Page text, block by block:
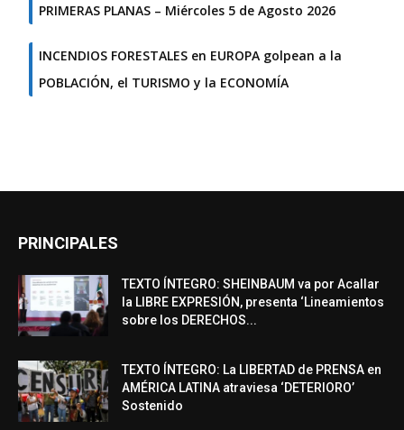
PRIMERAS PLANAS – Miércoles 5 de Agosto 2026
INCENDIOS FORESTALES en EUROPA golpean a la
POBLACIÓN, el TURISMO y la ECONOMÍA
PRINCIPALES
TEXTO ÍNTEGRO: SHEINBAUM va por Acallar
la LIBRE EXPRESIÓN, presenta ‘Lineamientos
sobre los DERECHOS...
TEXTO ÍNTEGRO: La LIBERTAD de PRENSA en
AMÉRICA LATINA atraviesa ‘DETERIORO’
Sostenido